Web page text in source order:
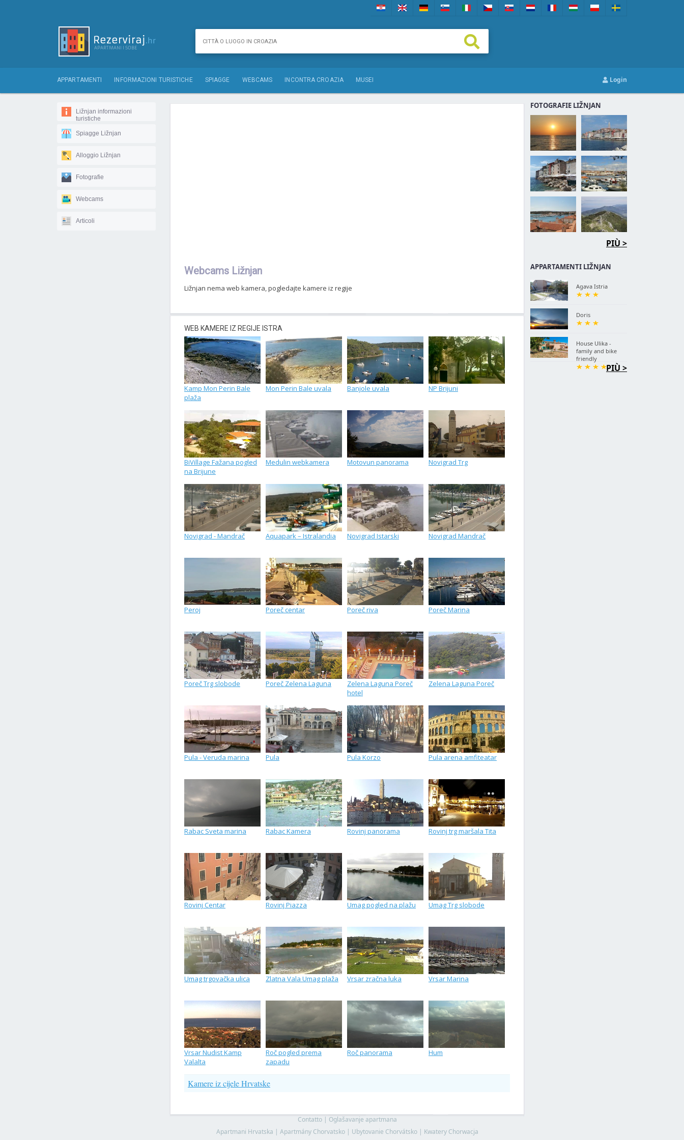
APPARTAMENTI INFORMAZIONI TURISTICHE SPIAGGE WEBCAMS INCONTRA CROAZIA MUSEI Login
Ližnjan informazioni
turistiche
Spiagge Ližnjan
Alloggio Ližnjan
Fotografie
Webcams
Articoli
Webcams Ližnjan
Ližnjan nema web kamera, pogledajte kamere iz regije
WEB KAMERE IZ REGIJE ISTRA
Kamp Mon Perin Bale
plaža
Mon Perin Bale uvala Banjole uvala NP Brijuni
BiVillage Fažana pogled
na Brijune
Medulin webkamera Motovun panorama Novigrad Trg
Novigrad - Mandrač Aquapark – Istralandia Novigrad Istarski Novigrad Mandrač
Peroj Poreč centar Poreč riva Poreč Marina
Poreč Trg slobode Poreč Zelena Laguna
Zelena Laguna Poreč
hotel
Zelena Laguna Poreč
Pula - Veruda marina Pula Pula Korzo Pula arena amfiteatar
Rabac Sveta marina Rabac Kamera Rovinj panorama Rovinj trg maršala Tita
Rovinj Centar Rovinj Piazza Umag pogled na plažu Umag Trg slobode
Umag trgovačka ulica Zlatna Vala Umag plaža Vrsar zračna luka Vrsar Marina
Vrsar Nudist Kamp
Valalta
Roč pogled prema
zapadu
Roč panorama Hum
Kamere iz cijele Hrvatske
FOTOGRAFIE LIŽNJAN
PIÙ >
APPARTAMENTI LIŽNJAN
Agava Istria
Doris
House Ulika -
family and bike
friendly
PIÙ >
Contatto| Oglašavanje apartmana
Apartmani Hrvatska | Apartmány Chorvatsko| Ubytovanie Chorvátsko| Kwatery Chorwacja